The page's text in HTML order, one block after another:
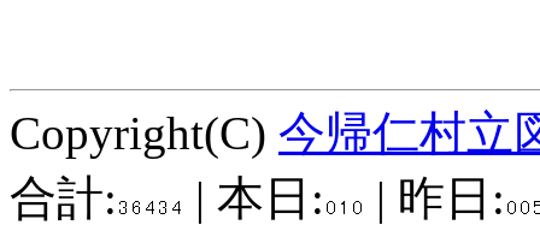
Copyright(C) 今帰仁村立
合計:
| 本日:
| 昨日: